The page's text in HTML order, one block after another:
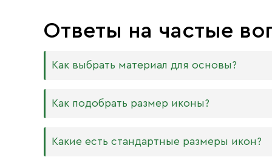
Ответы на частые
Как выбрать материал для основы?
Мы изготавливаем иконы на трёх разных видах
МДФ. Ламинированная древесно-
Как подобрать размер иконы?
Никаких строгих правил по тому, какого
Какие есть стандартные размеры икон?